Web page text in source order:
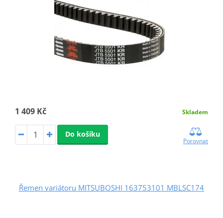
1 409 Kč Skladem
Do košíku
Porovnat
Řemen variátoru MITSUBOSHI 163753101 MBLSC174